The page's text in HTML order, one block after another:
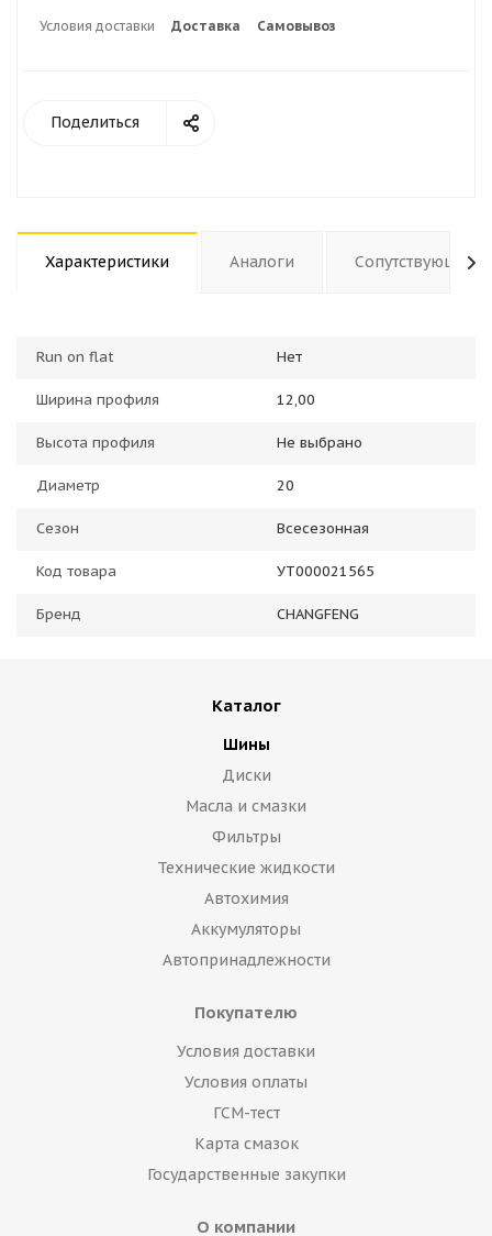
Условия доставки Доставка Самовывоз
Поделиться
Характеристики Аналоги Сопутствующие
Run on flat Нет
Ширина профиля 12,00
Высота профиля Не выбрано
Диаметр 20
Сезон Всесезонная
Код товара УТ000021565
Бренд CHANGFENG
Каталог
Шины
Диски
Масла и смазки
Фильтры
Технические жидкости
Автохимия
Аккумуляторы
Автопринадлежности
Покупателю
Условия доставки
Условия оплаты
ГСМ-тест
Карта смазок
Государственные закупки
О компании